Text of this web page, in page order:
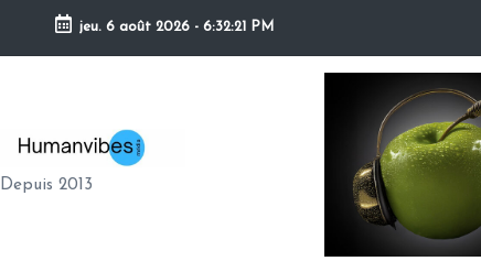
Skip
jeu. 6 août 2026 - 6:32:22 PM
H
U
Depuis 2013